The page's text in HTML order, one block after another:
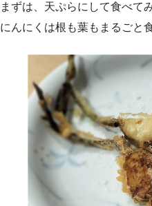
まずは、天ぷらにして食べて
にんにくは根も葉もまるごと